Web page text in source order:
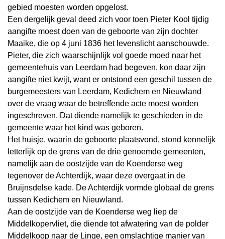
gebied moesten worden opgelost.
Een dergelijk geval deed zich voor toen Pieter Kool tijdig
aangifte moest doen van de geboorte van zijn dochter
Maaike, die op 4 juni 1836 het levenslicht aanschouwde.
Pieter, die zich waarschijnlijk vol goede moed naar het
gemeentehuis van Leerdam had begeven, kon daar zijn
aangifte niet kwijt, want er ontstond een geschil tussen de
burgemeesters van Leerdam, Kedichem en Nieuwland
over de vraag waar de betreffende acte moest worden
ingeschreven. Dat diende namelijk te geschieden in de
gemeente waar het kind was geboren.
Het huisje, waarin de geboorte plaatsvond, stond kennelijk
letterlijk op de grens van de drie genoemde gemeenten,
namelijk aan de oostzijde van de Koenderse weg
tegenover de Achterdijk, waar deze overgaat in de
Bruijnsdelse kade. De Achterdijk vormde globaal de grens
tussen Kedichem en Nieuwland.
Aan de oostzijde van de Koenderse weg liep de
Middelkopervliet, die diende tot afwatering van de polder
Middelkoop naar de Linge, een omslachtige manier van